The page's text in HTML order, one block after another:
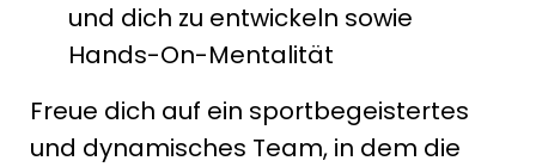
und dich zu entwickeln sowie
Hands-On-Mentalität
Freue dich auf ein sportbegeistertes
und dynamisches Team, in dem die